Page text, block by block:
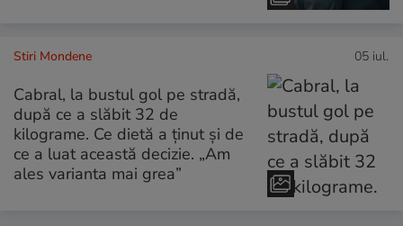
Stiri Mondene 05 iul.
Cabral, la bustul gol pe stradă,
după ce a slăbit 32 de
kilograme. Ce dietă a ținut și de
ce a luat această decizie. „Am
ales varianta mai grea”